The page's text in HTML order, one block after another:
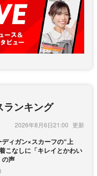
ランキング
2026年8月6日21:00
ィガン×スカーフの“上
こなしに「キレイとかわい
の声